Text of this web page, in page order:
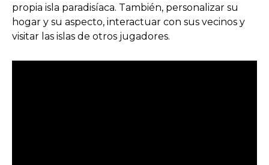
propia isla paradisíaca. También, personalizar su
hogar y su aspecto, interactuar con sus vecinos y
visitar las islas de otros jugadores.